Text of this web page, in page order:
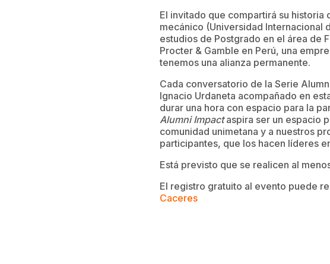
El invitado que compartirá su
mecánico (Universidad Internacional
estudios de Postgrado en el área de
Procter & Gamble en Perú, una
tenemos una alianza permanente.
Cada conversatorio de la Serie
Ignacio Urdaneta acompañado en
durar una hora con espacio para la
Alumni Impactaspira ser un espacio
comunidad unimetana y a nuestros
participantes, que los hacen líderes
Está previsto que se realicen al
El registro gratuito al evento puede
Caceres